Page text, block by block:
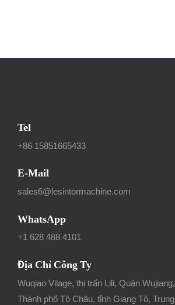
Tel
+86 15851665433
E-Mail
sales6@lesintormachine.com
WhatsApp
+1 628 488 4101
Địa Chỉ Công Ty
Wuqiao Vilage, thị trấn Lili, Quận Wujiang,
Thành phố Tô Châu, tỉnh Giang Tô, Trung